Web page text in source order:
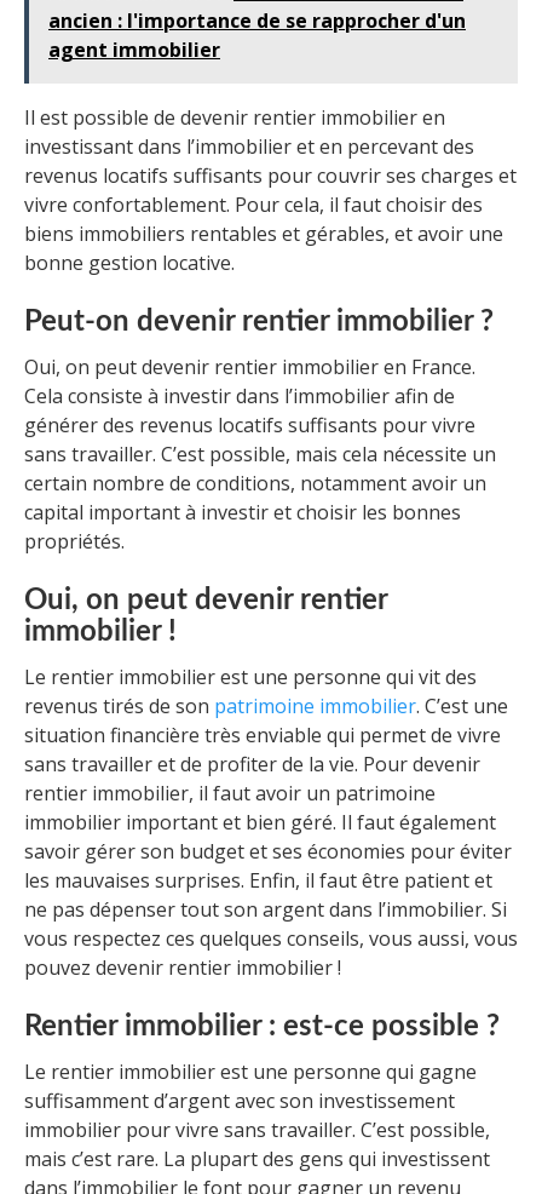
ancien : l'importance de se rapprocher d'un
agent immobilier
Il est possible de devenir rentier immobilier en
investissant dans l’immobilier et en percevant des
revenus locatifs suffisants pour couvrir ses charges et
vivre confortablement. Pour cela, il faut choisir des
biens immobiliers rentables et gérables, et avoir une
bonne gestion locative.
Peut-on devenir rentier immobilier ?
Oui, on peut devenir rentier immobilier en France.
Cela consiste à investir dans l’immobilier afin de
générer des revenus locatifs suffisants pour vivre
sans travailler. C’est possible, mais cela nécessite un
certain nombre de conditions, notamment avoir un
capital important à investir et choisir les bonnes
propriétés.
Oui, on peut devenir rentier
immobilier !
Le rentier immobilier est une personne qui vit des
revenus tirés de son patrimoine immobilier. C’est une
situation financière très enviable qui permet de vivre
sans travailler et de profiter de la vie. Pour devenir
rentier immobilier, il faut avoir un patrimoine
immobilier important et bien géré. Il faut également
savoir gérer son budget et ses économies pour éviter
les mauvaises surprises. Enfin, il faut être patient et
ne pas dépenser tout son argent dans l’immobilier. Si
vous respectez ces quelques conseils, vous aussi, vous
pouvez devenir rentier immobilier !
Rentier immobilier : est-ce possible ?
Le rentier immobilier est une personne qui gagne
suffisamment d’argent avec son investissement
immobilier pour vivre sans travailler. C’est possible,
mais c’est rare. La plupart des gens qui investissent
dans l’immobilier le font pour gagner un revenu